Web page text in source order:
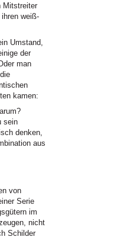
Mitstreiter
weiß-
Umstand,
der
man
kamen:
sein
denken,
aus
von
Serie
im
nicht
Schilder